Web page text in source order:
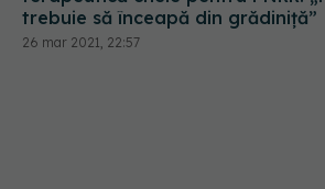
trebuie să înceapă din grădiniță”
26 mar 2021, 22:57